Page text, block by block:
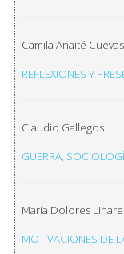
Camila Anaité
REFLEXIONES Y
Claudio Gallegos
GUERRA,
María Dolores
MOTIVACIONES DE